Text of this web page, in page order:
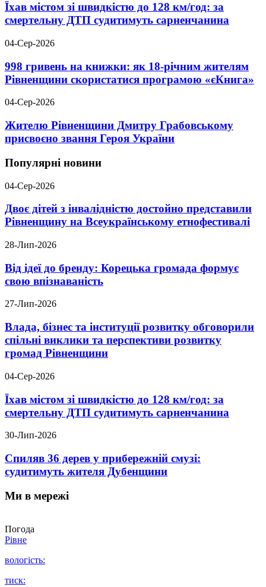
Їхав містом зі швидкістю до 128 км/год: за
смертельну ДТП судитимуть сарненчанина
04-Сер-2026
998 гривень на книжки: як 18-річним жителям
Рівненщини скористатися програмою «єКнига»
04-Сер-2026
Жителю Рівненщини Дмитру Грабовському
присвоєно звання Героя України
Популярні новини
04-Сер-2026
Двоє дітей з інвалідністю достойно представили
Рівненщину на Всеукраїнському етнофестивалі
28-Лип-2026
Від ідеї до бренду: Корецька громада формує
свою впізнаваність
27-Лип-2026
Влада, бізнес та інституції розвитку обговорили
спільні виклики та перспективи розвитку
громад Рівненщини
04-Сер-2026
Їхав містом зі швидкістю до 128 км/год: за
смертельну ДТП судитимуть сарненчанина
30-Лип-2026
Спиляв 36 дерев у прибережній смузі:
судитимуть жителя Дубенщини
Ми в мережі
Погода
Рівне
вологість:
тиск: